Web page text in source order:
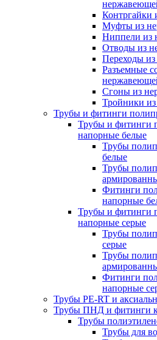
Контргайки
Муфты из
Ниппели из
Отводы из
Переходы
Разъемные
Сгоны из
Тройники
Трубы и фитинги
Трубы и фитинги
напорные белые
Трубы
белые
Трубы
Фитинги
напорные
Трубы и фитинги
напорные серые
Трубы
серые
Трубы
Фитинги
напорные
Трубы PE-RT и
Трубы ПНД и фитинги
Трубы
Трубы для